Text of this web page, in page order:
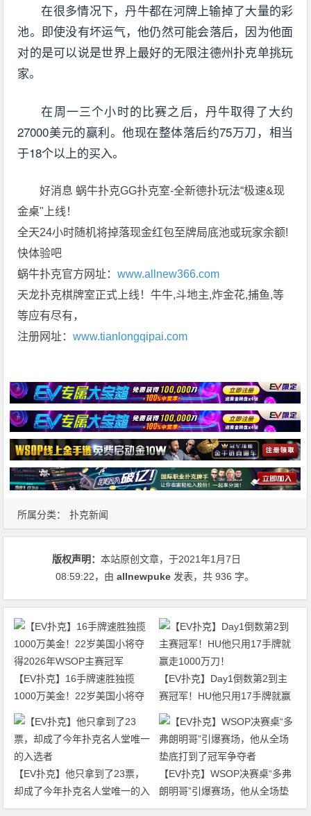
在很多情况下，丹牛都在河牌上输掉了大量的彩
池。即使没有坏运气，他仍然可能会落后，因为他面
对的是可以说是世界上最好的无限注德州扑克单挑玩
家。
在周一三个小时的比赛之后，丹牛取得了大约
27000美元的赢利。他现在整体落后约75万刀，相当
于18个以上的买入。
好消息 蜗牛扑克GG扑克室-全新德扑玩法“极速&现
金桌"上线！
全天24小时随机将掉落现金红包至牌局底池或玩家余额!
快体验吧
蜗牛扑克官方网址：www.allnew366.com
天龙扑克棋牌室正式上线！牛牛,斗地主,炸金花,捕鱼,等
等应有尽有，
注册网址：www.tianlongqipai.com
所属分类： 扑克新闻
版权声明：本站原创文章，于2021年1月7日
08:59:22，由allnewpuke 发表，共 936 字。
【EV扑克】16手牌速胜独揽
1000万美金！22岁美国小将夺
得2026年WSOP主赛冠军
【EV扑克】Day1倒数第2到主
赛冠军！HU他只用17手牌就赢
走1000万刀！
【EV扑克】他只拿到了23票，
却成了今年扑克名人堂唯一的入
选者
【EV扑克】WSOP决赛桌“多弗
朗明哥”引爆赛场，他从全场垫
底打到了冠军争夺者